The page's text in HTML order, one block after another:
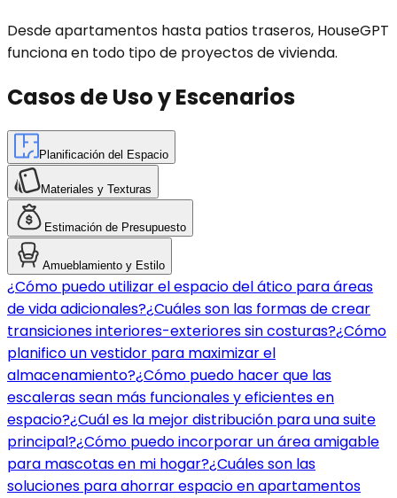
Desde apartamentos hasta patios traseros, HouseGPT
funciona en todo tipo de proyectos de vivienda.
Casos de Uso y Escenarios
Planificación del Espacio
Materiales y Texturas
Estimación de Presupuesto
Amueblamiento y Estilo
¿Cómo puedo utilizar el espacio del ático para áreas
de vida adicionales?¿Cuáles son las formas de crear
transiciones interiores-exteriores sin costuras?¿Cómo
planifico un vestidor para maximizar el
almacenamiento?¿Cómo puedo hacer que las
escaleras sean más funcionales y eficientes en
espacio?¿Cuál es la mejor distribución para una suite
principal?¿Cómo puedo incorporar un área amigable
para mascotas en mi hogar?¿Cuáles son las
soluciones para ahorrar espacio en apartamentos